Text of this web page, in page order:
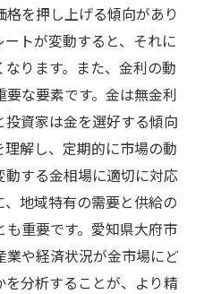
を押し上げる傾向があり
トが変動すると、それに
ります。また、金利の動
な要素です。金は無金利
資家は金を選好する傾向
解し、定期的に市場の動
する金相場に適切に対応
地域特有の需要と供給の
重要です。愛知県大府市
や経済状況が金市場にど
分析することが、より精